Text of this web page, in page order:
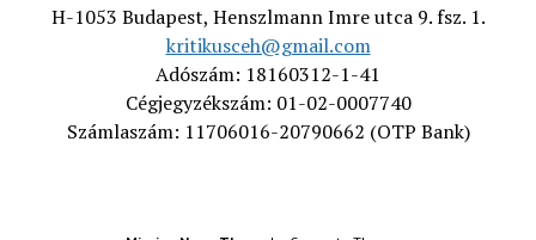
H-1053 Budapest, Henszlmann Imre utca 9. fsz. 1.
kritikusceh@gmail.com
Adószám: 18160312-1-41
Cégjegyzékszám: 01-02-0007740
Számlaszám: 11706016-20790662 (OTP Bank)